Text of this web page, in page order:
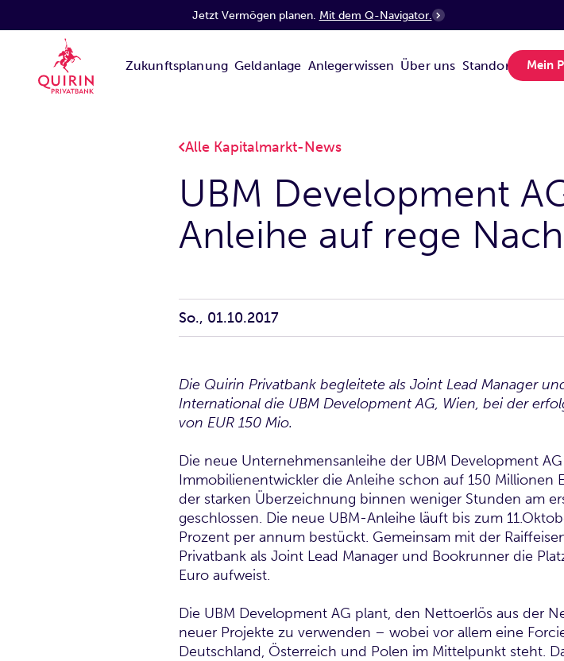
Jetzt Vermögen planen. Mit dem Q-Navigator.
Zukunftsplanung Geldanlage Anlegerwissen Über uns Standorte Mein
Alle Kapitalmarkt-News
UBM Development
Anleihe auf rege
So., 01.10.2017
Die Quirin Privatbank begleitete als Joint Lead Mana­ger
International die UBM Development AG, Wien, bei der
von EUR 150 Mio.
Die neue Unternehmensanleihe der UBM Develop­ment
Immobilienentwickler die Anleihe schon auf 150
der starken Überzeichnung binnen weniger Stunden am
geschlossen. Die neue UBM-Anleihe läuft bis zum
Prozent per annum bestückt. Gemeinsam mit der
Privatbank als Joint Lead Manager und Bookrunner die
Euro aufweist.
Die UBM Development AG plant, den Nettoerlös aus der
neuer Projekte zu verwenden – wobei vor allem eine
Deutsch­land, Österreich und Polen im Mittelpunkt steht.